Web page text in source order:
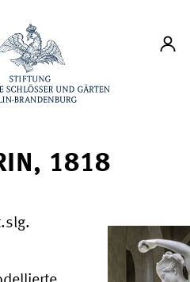
Konto
1818